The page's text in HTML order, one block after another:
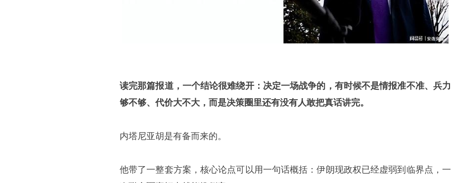
读完那篇报道，一个结论很难绕开：决定一场战争的，有时候不是情报准不准、兵力
够不够、代价大不大，而是决策圈里还有没有人敢把真话讲完。
内塔尼亚胡是有备而来的。
他带了一整套方案，核心论点可以用一句话概括：伊朗现政权已经虚弱到临界点，一